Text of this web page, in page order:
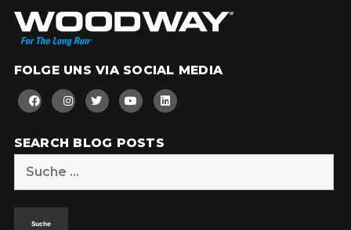
FOLGE UNS VIA SOCIAL MEDIA
SEARCH BLOG POSTS